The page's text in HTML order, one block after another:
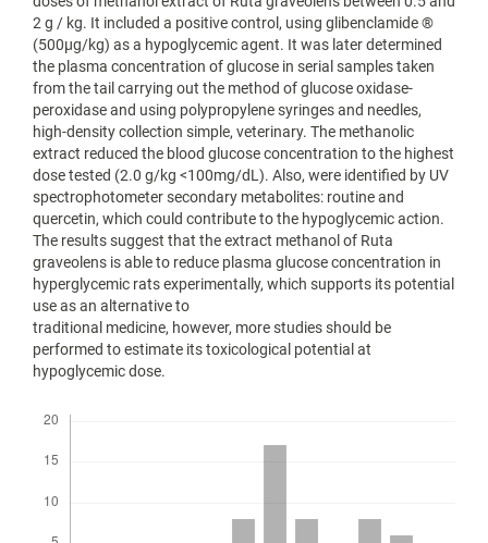
2 g / kg. It included a positive control, using glibenclamide ®
(500μg/kg) as a hypoglycemic agent. It was later determined
the plasma concentration of glucose in serial samples taken
from the tail carrying out the method of glucose oxidase-
peroxidase and using polypropylene syringes and needles,
high-density collection simple, veterinary. The methanolic
extract reduced the blood glucose concentration to the highest
dose tested (2.0 g/kg <100mg/dL). Also, were identified by UV
spectrophotometer secondary metabolites: routine and
quercetin, which could contribute to the hypoglycemic action.
The results suggest that the extract methanol of Ruta
graveolens is able to reduce plasma glucose concentration in
hyperglycemic rats experimentally, which supports its potential
use as an alternative to
traditional medicine, however, more studies should be
performed to estimate its toxicological potential at
hypoglycemic dose.